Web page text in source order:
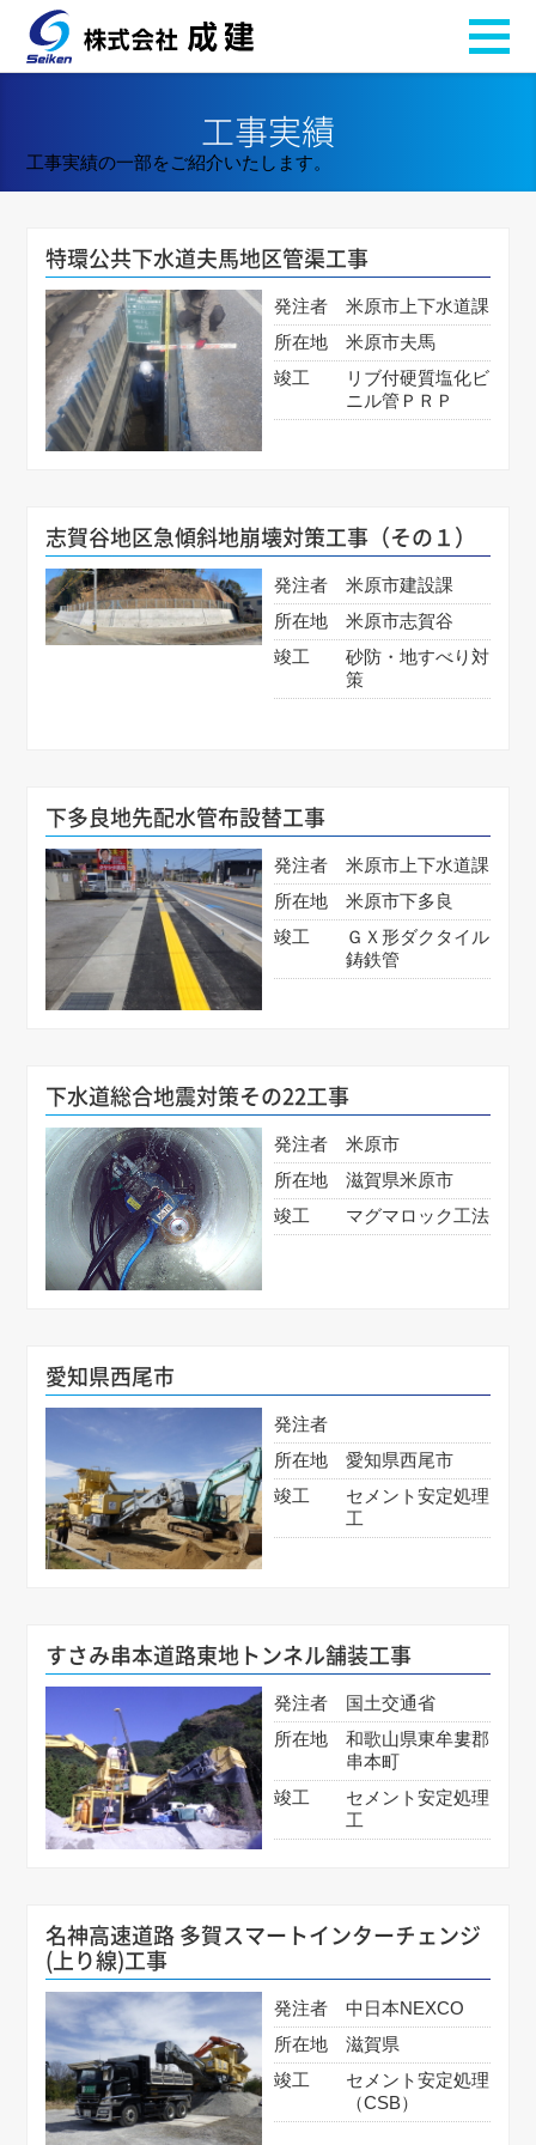
工事実績
工事実績の一部をご紹介いたします。
特環公共下水道夫馬地区管渠工事
発注者
米原市上下水道課
所在地
米原市夫馬
竣工
リブ付硬質塩化ビ
ニル管ＰＲＰ
志賀谷地区急傾斜地崩壊対策工事（その１）
発注者
米原市建設課
所在地
米原市志賀谷
竣工
砂防・地すべり対
策
下多良地先配水管布設替工事
発注者
米原市上下水道課
所在地
米原市下多良
竣工
ＧＸ形ダクタイル
鋳鉄管
下水道総合地震対策その22工事
発注者
米原市
所在地
滋賀県米原市
竣工
マグマロック工法
愛知県西尾市
発注者
所在地
愛知県西尾市
竣工
セメント安定処理
工
すさみ串本道路東地トンネル舗装工事
発注者
国土交通省
所在地
和歌山県東牟婁郡
串本町
竣工
セメント安定処理
工
名神高速道路 多賀スマートインターチェンジ
(上り線)工事
発注者
中日本NEXCO
所在地
滋賀県
竣工
セメント安定処理
（CSB）